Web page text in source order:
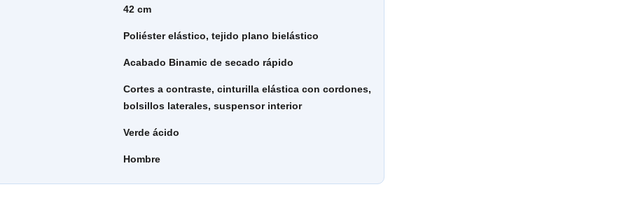
42 cm
Poliéster elástico, tejido plano bielástico
Acabado Binamic de secado rápido
Cortes a contraste, cinturilla elástica con cordones,
bolsillos laterales, suspensor interior
Verde ácido
Hombre